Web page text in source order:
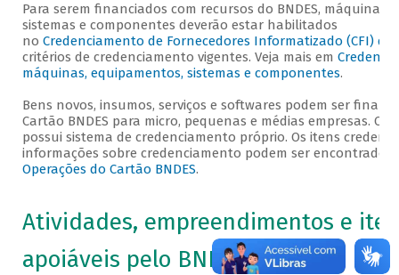
Para serem financiados com recursos do BNDES, máquinas,
sistemas e componentes deverão estar habilitados
no Credenciamento de Fornecedores Informatizado (CFI) do
critérios de credenciamento vigentes. Veja mais em
máquinas, equipamentos, sistemas e componentes.
Bens novos, insumos, serviços e softwares podem ser
Cartão BNDES para micro, pequenas e médias empresas. O
possui sistema de credenciamento próprio. Os itens
informações sobre credenciamento podem ser
Operações do Cartão BNDES.
Atividades, empreendimentos e
apoiáveis pelo BNDES